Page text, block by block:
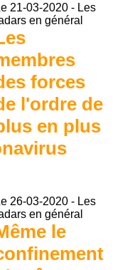
21-03-2020 - Les
en général
forces
l'ordre de
en plus
26-03-2020 - Les
en général
le